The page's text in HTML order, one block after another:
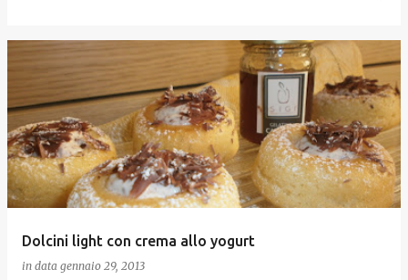
Dolcini light con crema allo yogurt
in data gennaio 29, 2013